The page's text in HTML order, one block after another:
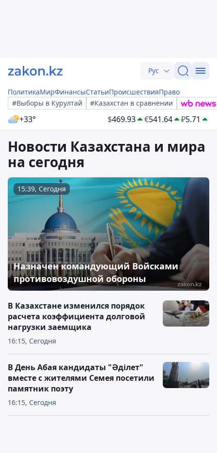
Рус
ПолитикаМирФинансыСтатьиПроисшествияПраво
#Выборы в Курултай
#Казахстан в сравнении
+33° $469.93 €541.64 ₽5.71
Новости Казахстана и мира
на сегодня
Назначен командующий Войсками
противовоздушной обороны
15:39, Сегодня
16:15, Сегодня
В Казахстане изменился порядок
расчета коэффициента долговой
нагрузки заемщика
16:15, Сегодня
В День Абая кандидаты "Әділет"
вместе с жителями Семея посетили
памятник поэту